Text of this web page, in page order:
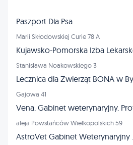
Paszport Dla Psa
Marii Skłodowskiej Curie 78 A
Stanisława Noakowskiego 3
Gajowa 41
aleja Powstańców Wielkopolskich 59